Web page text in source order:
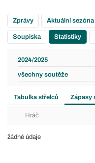
Zprávy Aktuální sezóna
Soupiska Statistiky
2024/2025
všechny soutěže
Tabulka střelců Zápasy
Hráč
žádné údaje